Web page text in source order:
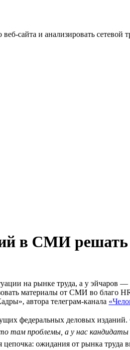
сайта и анализировать сетевой
в СМИ решать
на рынке труда, а у эйчаров
материалы от СМИ во благо
автора телеграм-канала
федеральных деловых
там проблемы, а у нас
ожидания от рынка труда